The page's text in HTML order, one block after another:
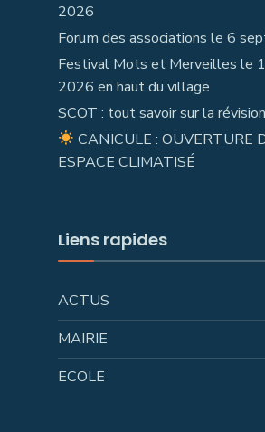
2026
Forum des associations le 6
Festival Mots et Merveilles le
2026 en haut du village
SCOT : tout savoir sur la
CANICULE : OUVERTURE
ESPACE CLIMATISÉ
Liens rapides
ACTUS
MAIRIE
ECOLE